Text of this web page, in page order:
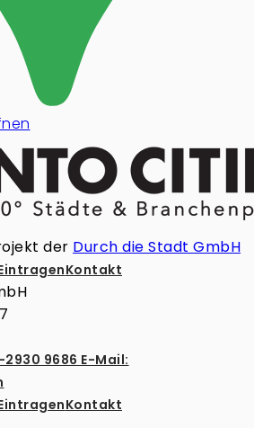
der Durch die Stadt GmbH
Kontakt
9686 E-Mail:
Kontakt